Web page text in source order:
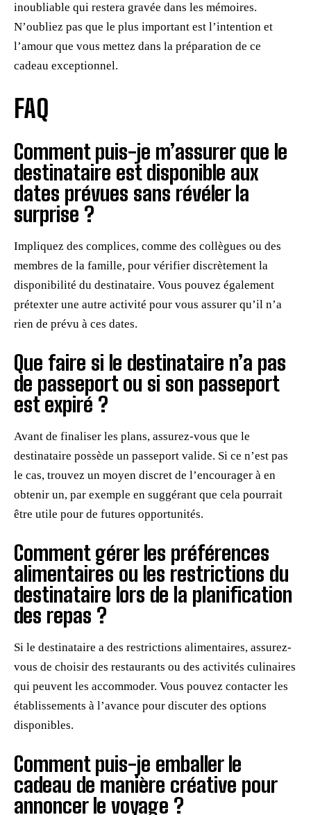
inoubliable qui restera gravée dans les mémoires.
N’oubliez pas que le plus important est l’intention et
l’amour que vous mettez dans la préparation de ce
cadeau exceptionnel.
FAQ
Comment puis-je m’assurer que le
destinataire est disponible aux
dates prévues sans révéler la
surprise ?
Impliquez des complices, comme des collègues ou des
membres de la famille, pour vérifier discrètement la
disponibilité du destinataire. Vous pouvez également
prétexter une autre activité pour vous assurer qu’il n’a
rien de prévu à ces dates.
Que faire si le destinataire n’a pas
de passeport ou si son passeport
est expiré ?
Avant de finaliser les plans, assurez-vous que le
destinataire possède un passeport valide. Si ce n’est pas
le cas, trouvez un moyen discret de l’encourager à en
obtenir un, par exemple en suggérant que cela pourrait
être utile pour de futures opportunités.
Comment gérer les préférences
alimentaires ou les restrictions du
destinataire lors de la planification
des repas ?
Si le destinataire a des restrictions alimentaires, assurez-
vous de choisir des restaurants ou des activités culinaires
qui peuvent les accommoder. Vous pouvez contacter les
établissements à l’avance pour discuter des options
disponibles.
Comment puis-je emballer le
cadeau de manière créative pour
annoncer le voyage ?